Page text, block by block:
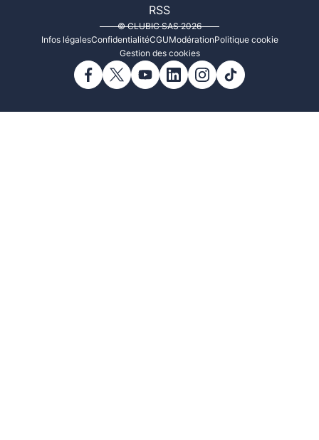
RSS
© CLUBIC SAS 2026
Infos légalesConfidentialitéCGUModérationPolitique cookie
Gestion des cookies